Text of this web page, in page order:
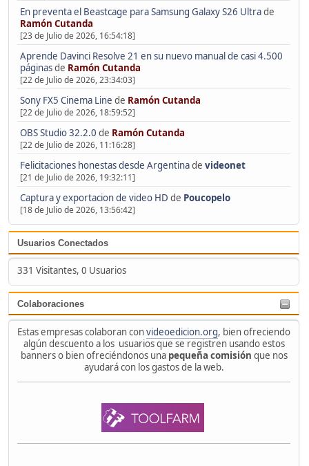
En preventa el Beastcage para Samsung Galaxy S26 Ultrade
Ramón Cutanda
[23 de Julio de 2026, 16:54:18]
Aprende Davinci Resolve 21 en su nuevo manual de casi 4.500
páginasde Ramón Cutanda
[22 de Julio de 2026, 23:34:03]
Sony FX5 Cinema Line de Ramón Cutanda
[22 de Julio de 2026, 18:59:52]
OBS Studio 32.2.0 de Ramón Cutanda
[22 de Julio de 2026, 11:16:28]
Felicitaciones honestas desde Argentinade videonet
[21 de Julio de 2026, 19:32:11]
Captura y exportacion de video HD de Poucopelo
[18 de Julio de 2026, 13:56:42]
Usuarios Conectados
331 Visitantes, 0 Usuarios
Colaboraciones
Estas empresas colaboran convideoedicion.org, bien ofreciendo
algún descuento a los usuarios que se registren usando estos
banners o bien ofreciéndonos una pequeña comisión que nos
ayudará con los gastos de la web.